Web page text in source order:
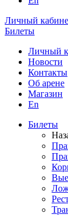
Личный
Билеты
Личный
Новости
Контакты
Об арене
Магазин
En
Билеты